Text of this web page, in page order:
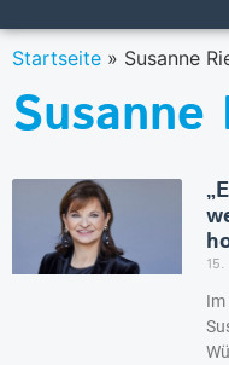
Startseite » Susanne
Susanne
Im